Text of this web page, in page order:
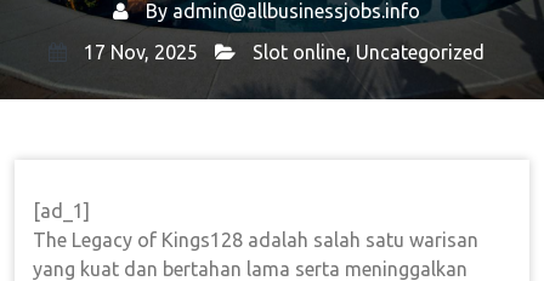
By admin@allbusinessjobs.info
17 Nov, 2025
Slot online, Uncategorized
[ad_1]
The Legacy of Kings128 adalah salah satu warisan
yang kuat dan bertahan lama serta meninggalkan